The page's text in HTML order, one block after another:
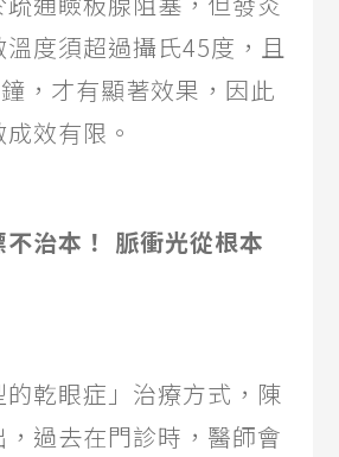
度須超過攝氏45度，且
，才有顯著效果，因此
效有限。
治本！ 脈衝光從根本
乾眼症」治療方式，陳
過去在門診時，醫師會